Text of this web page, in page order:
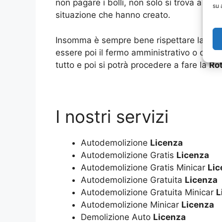
su
non pagare i bolli, non solo si trova a
situazione che hanno creato.
Insomma è sempre bene rispettare la
essere poi il fermo amministrativo o
tutto e poi si potrà procedere a fare la
I nostri servizi
Autodemolizione Licenza
Autodemolizione Gratis Licenza
Autodemolizione Gratis Minicar
Autodemolizione Gratuita Licenza
Autodemolizione Gratuita Minicar
Autodemolizione Minicar Licenza
Demolizione Auto Licenza